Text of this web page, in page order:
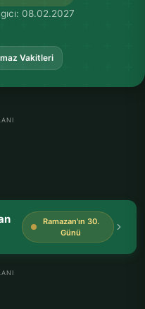
08.02.2027
Vakitleri
Ramazan'ın 30.
Günü